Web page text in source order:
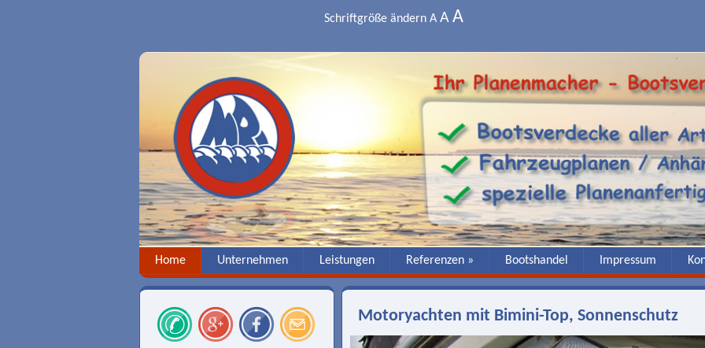
Schriftgröße ändern A A A
Home Unternehmen Leistungen Referenzen » Bootshandel Impressum
Motoryachten mit Bimini-Top, Sonnenschutz